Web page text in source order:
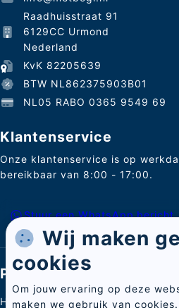
Wij maken
cookies
Om jouw ervaring op deze
maken we gebruik van cookies.
Raadhuisstraat 91
6129CC Urmond
Nederland
KvK 82205639
BTW NL862375903B01
NL05 RABO 0365 9549 69
Klantenservice
Onze klantenservice is op
bereikbaar van 8:00 - 17:00.
Stuur een WhatsApp bericht
Pagina's
Home